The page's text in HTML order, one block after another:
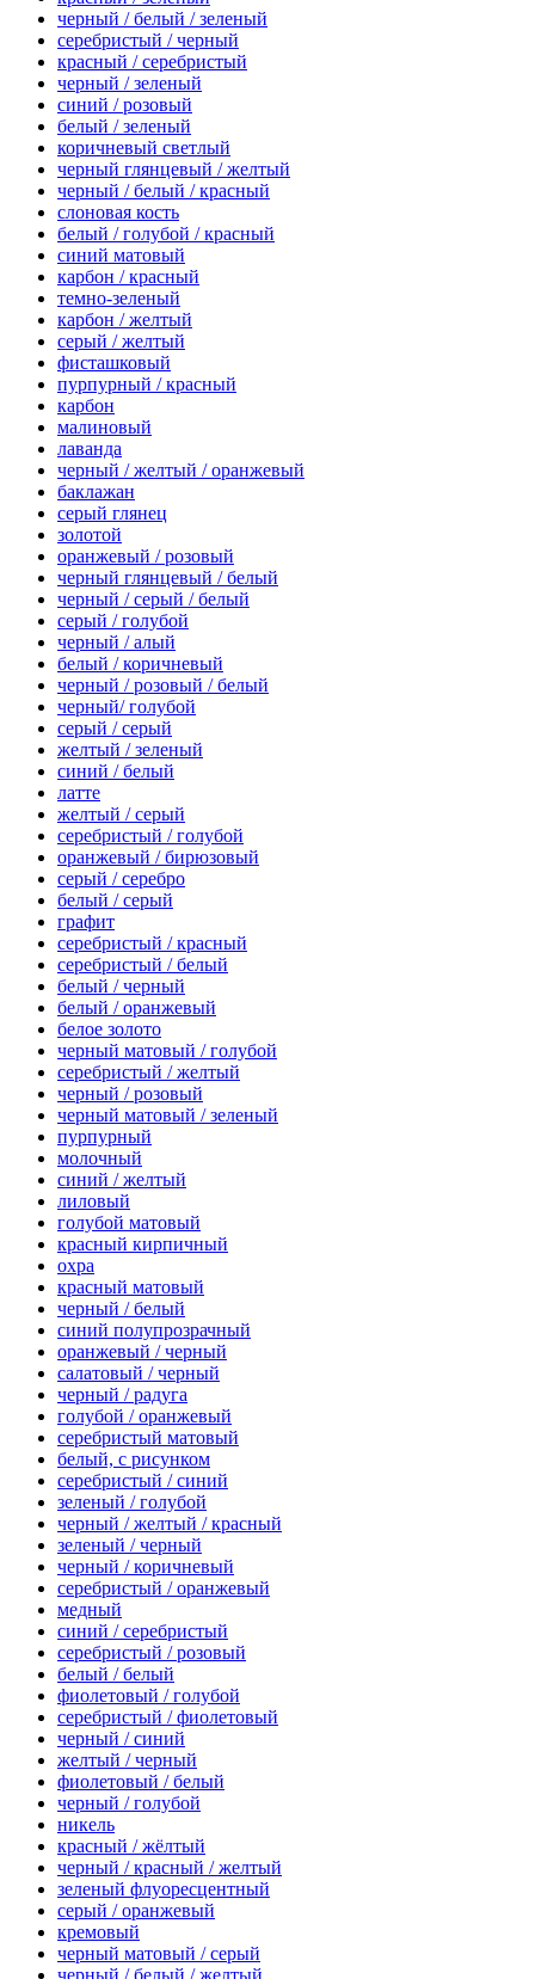
черный / белый / зеленый
серебристый / черный
красный / серебристый
черный / зеленый
синий / розовый
белый / зеленый
коричневый светлый
черный глянцевый / желтый
черный / белый / красный
слоновая кость
белый / голубой / красный
синий матовый
карбон / красный
темно-зеленый
карбон / желтый
серый / желтый
фисташковый
пурпурный / красный
карбон
малиновый
лаванда
черный / желтый / оранжевый
баклажан
серый глянец
золотой
оранжевый / розовый
черный глянцевый / белый
черный / серый / белый
серый / голубой
черный / алый
белый / коричневый
черный / розовый / белый
черный/ голубой
серый / серый
желтый / зеленый
синий / белый
латте
желтый / серый
серебристый / голубой
оранжевый / бирюзовый
серый / серебро
белый / серый
графит
серебристый / красный
серебристый / белый
белый / черный
белый / оранжевый
белое золото
черный матовый / голубой
серебристый / желтый
черный / розовый
черный матовый / зеленый
пурпурный
молочный
синий / желтый
лиловый
голубой матовый
красный кирпичный
охра
красный матовый
черный / белый
синий полупрозрачный
оранжевый / черный
салатовый / черный
черный / радуга
голубой / оранжевый
серебристый матовый
белый, с рисунком
серебристый / синий
зеленый / голубой
черный / желтый / красный
зеленый / черный
черный / коричневый
серебристый / оранжевый
медный
синий / серебристый
серебристый / розовый
белый / белый
фиолетовый / голубой
серебристый / фиолетовый
черный / синий
желтый / черный
фиолетовый / белый
черный / голубой
никель
красный / жёлтый
черный / красный / желтый
зеленый флуоресцентный
серый / оранжевый
кремовый
черный матовый / серый
черный / белый / желтый